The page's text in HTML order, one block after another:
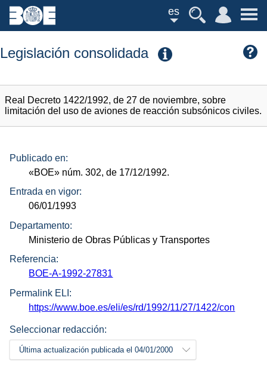
es
Legislación consolidada
Real Decreto 1422/1992, de 27 de noviembre, sobre
limitación del uso de aviones de reacción subsónicos civiles.
Publicado en:
«BOE» núm. 302, de 17/12/1992.
Entrada en vigor:
06/01/1993
Departamento:
Ministerio de Obras Públicas y Transportes
Referencia:
BOE-A-1992-27831
Permalink ELI:
https://www.boe.es/eli/es/rd/1992/11/27/1422/con
Seleccionar redacción:
Última actualización publicada el 04/01/2000